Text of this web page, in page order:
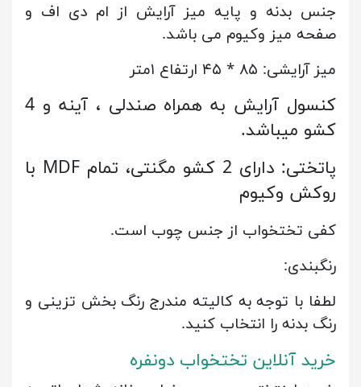
جنس بدنه و پایه میز آرایش از ام دی اف و
صفحه میز وکیوم می باشد.
میز آرایشی: ۸۵ * ۴۵ ارتفاع ۱متر
کنسول آرایش به همراه صندلی ، آینه و 4
کشو میباشد.
پاتختی: دارای 2 کشو مگنتی، تمام MDF با
روکش وکیوم
کفی تختخواب از جنس چوب است.
رنگبندی:
لطفا با توجه به کالیته مندرج رنگ بخش تزینی و
رنگ بدنه را انتخاب کنید.
خرید آنلاین تختخواب دونفره